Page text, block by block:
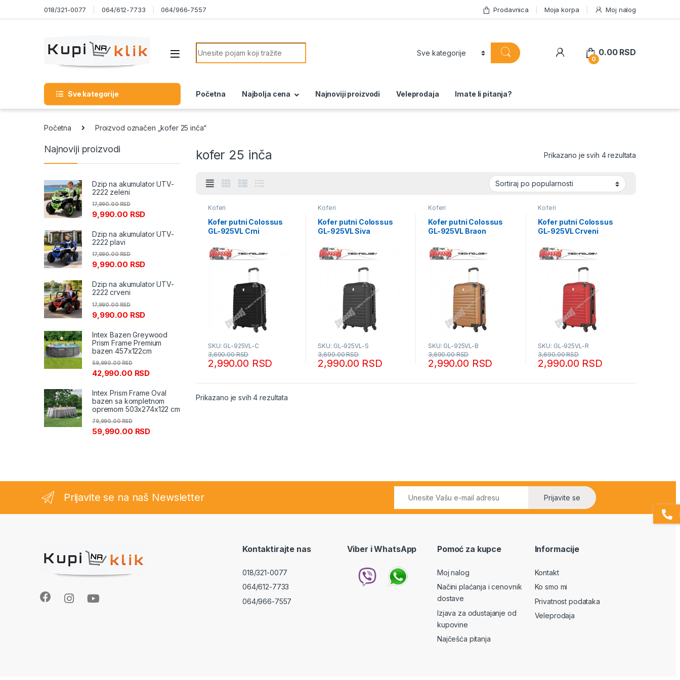
Skip to navigation018/321-0077 064/612-7733 064/966-7557 Prodavnica Moja korpa Moj nalog
Search for:
0
0.00 RSD
Sve kategorije Početna Najbolja cena Najnoviji proizvodi Veleprodaja Imate li pitanja?
Početna Proizvod označen „kofer 25 inča“
kofer 25 inča Prikazano je svih 4 rezultata
Koferi
Kofer putni Colossus
GL-925VL Crni
SKU: GL-925VL-C
2,990.00 RSD
3,690.00RSD
Koferi
Kofer putni Colossus
GL-925VL Siva
SKU: GL-925VL-S
2,990.00 RSD
3,690.00RSD
Koferi
Kofer putni Colossus
GL-925VL Braon
SKU: GL-925VL-B
2,990.00 RSD
3,690.00RSD
Koferi
Kofer putni Colossus
GL-925VL Crveni
SKU: GL-925VL-R
2,990.00 RSD
3,690.00RSD
Prikazano je svih 4 rezultataSortirano po popularnosti
Najnoviji proizvodi
Dzip na akumulator UTV-
2222 zeleni
9,990.00 RSD
17,990.00RSD
Dzip na akumulator UTV-
2222 plavi
9,990.00 RSD
17,990.00RSD
Dzip na akumulator UTV-
2222 crveni
9,990.00 RSD
17,990.00RSD
Intex Bazen Greywood
Prism Frame Premium
bazen 457x122cm
42,990.00 RSD
59,990.00RSD
Intex Prism Frame Oval
bazen sa kompletnom
opremom 503x274x122 cm
59,990.00 RSD
79,990.00RSD
Prijavite se na naš Newsletter Prijavite se
Kontaktirajte nas
018/321-0077
064/612-7733
064/966-7557
Viber i WhatsApp Pomoć za kupce
Moj nalog
Načini plaćanja i cenovnik
dostave
Izjava za odustajanje od
kupovine
Najčešća pitanja
Informacije
Kontakt
Ko smo mi
Privatnost podataka
Veleprodaja